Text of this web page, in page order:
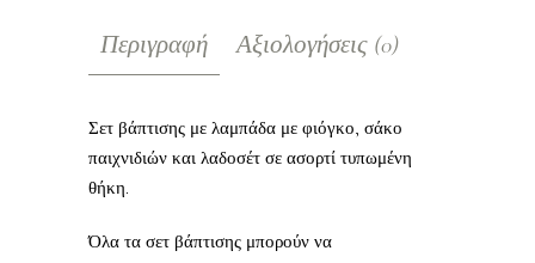
Περιγραφή Αξιολογήσεις (0)
Σετ βάπτισης με λαμπάδα με φιόγκο, σάκο
παιχνιδιών και λαδοσέτ σε ασορτί τυπωμένη
θήκη.
Όλα τα σετ βάπτισης μπορούν να